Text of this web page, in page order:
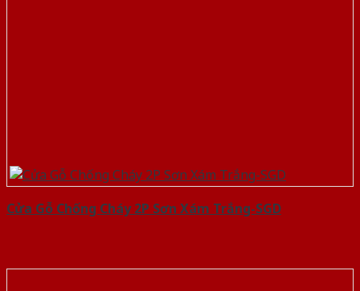
Cửa Gỗ Chống Cháy 2P Sơn Xám Trắng-SGD